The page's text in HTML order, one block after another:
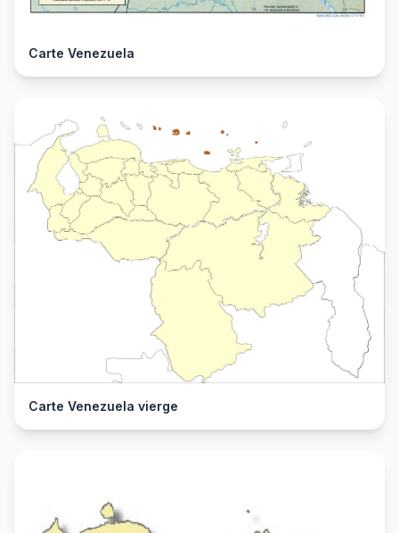
Carte Venezuela
Carte Venezuela vierge